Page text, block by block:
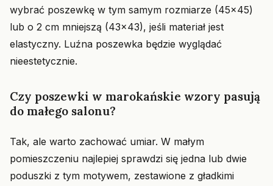
wybrać poszewkę w tym samym rozmiarze (45x45)
lub o 2 cm mniejszą (43x43), jeśli materiał jest
elastyczny. Luźna poszewka będzie wyglądać
nieestetycznie.
Czy poszewki w marokańskie wzory pasują
do małego salonu?
Tak, ale warto zachować umiar. W małym
pomieszczeniu najlepiej sprawdzi się jedna lub dwie
poduszki z tym motywem, zestawione z gładkimi